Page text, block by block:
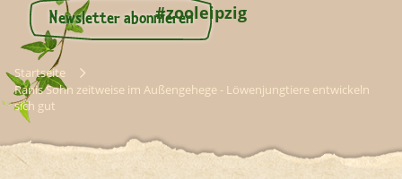
Newsletter abonnieren#zooleipzig
Startseite
Ranis Sohn zeitweise im Außengehege - Löwenjungtiere entwickeln
sich gut